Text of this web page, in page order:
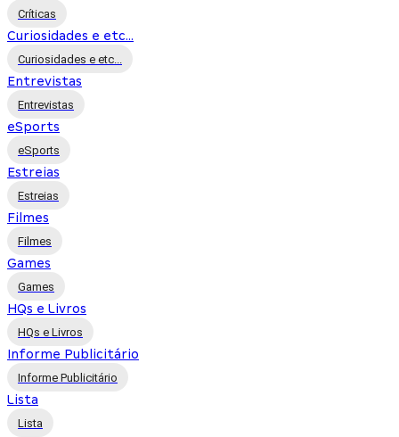
Críticas
Curiosidades e etc...
Curiosidades e etc...
Entrevistas
Entrevistas
eSports
eSports
Estreias
Estreias
Filmes
Filmes
Games
Games
HQs e Livros
HQs e Livros
Informe Publicitário
Informe Publicitário
Lista
Lista